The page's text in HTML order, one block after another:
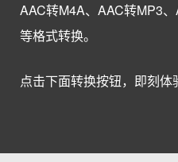
AAC转M4A、AAC转MP3
等格式转换。
点击下面转换按钮，即刻体